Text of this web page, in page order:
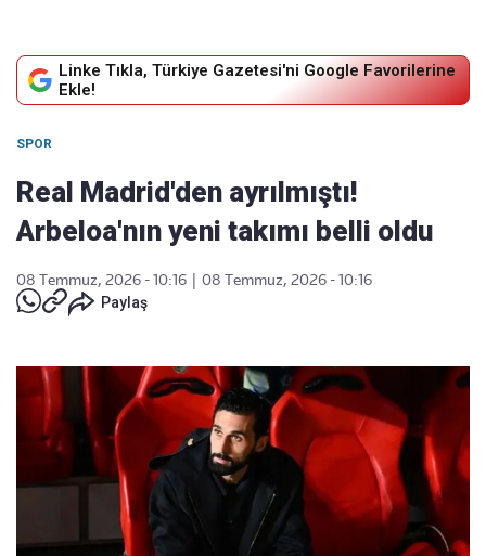
Linke Tıkla, Türkiye Gazetesi'ni Google Favorilerine
Ekle!
SPOR
Real Madrid'den ayrılmıştı!
Arbeloa'nın yeni takımı belli oldu
08 Temmuz, 2026 - 10:16
08 Temmuz, 2026 - 10:16
Paylaş